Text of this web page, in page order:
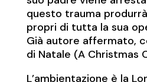
questo trauma
propri di tutta la sua
Già autore affermato,
di Natale (A Christmas
L’ambientazione è la